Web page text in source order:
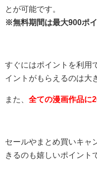
とが可能です。
※無料期間は最大900ポ
すぐにはポイントを利用
イントがもらえるのは大
また、 全ての漫画作品に
セールやまとめ買いキャ
きるのも嬉しいポイント